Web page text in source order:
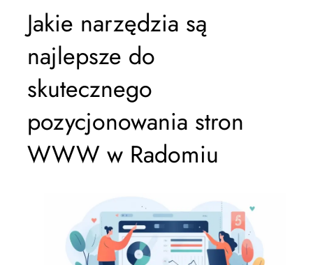
Jakie narzędzia są
najlepsze do
skutecznego
pozycjonowania stron
WWW w Radomiu